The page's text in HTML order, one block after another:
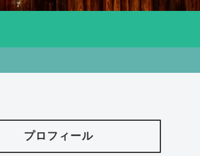
プロフィール